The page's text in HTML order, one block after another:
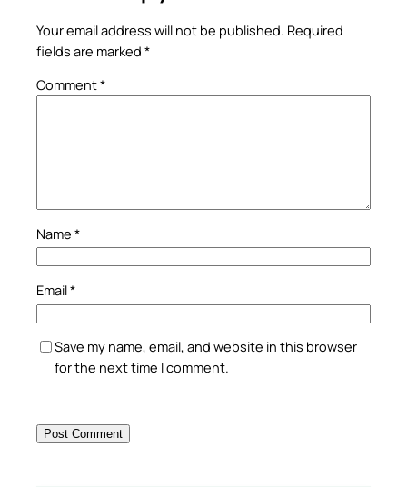
Your email address will not be published. Required
fields are marked *
Comment*
Name *
Email*
Save my name, email, and website in this browser
for the next time I comment.